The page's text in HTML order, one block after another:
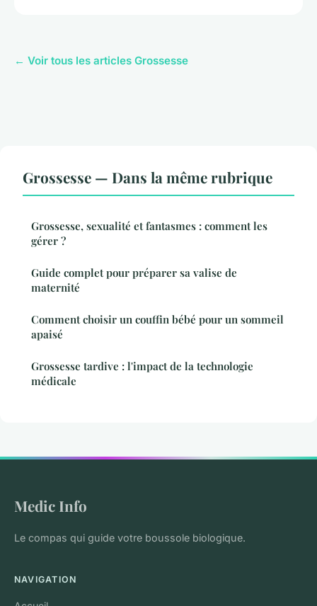
← Voir tous les articles Grossesse
Grossesse — Dans la même rubrique
Grossesse, sexualité et fantasmes : comment les
gérer ?
Guide complet pour préparer sa valise de
maternité
Comment choisir un couffin bébé pour un sommeil
apaisé
Grossesse tardive : l'impact de la technologie
médicale
Medic Info
Le compas qui guide votre boussole biologique.
NAVIGATION